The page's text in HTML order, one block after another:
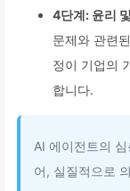
4단계: 윤리
문제와 관련
정이 기업의
합니다.
AI 에이전트의
어, 실질적으로